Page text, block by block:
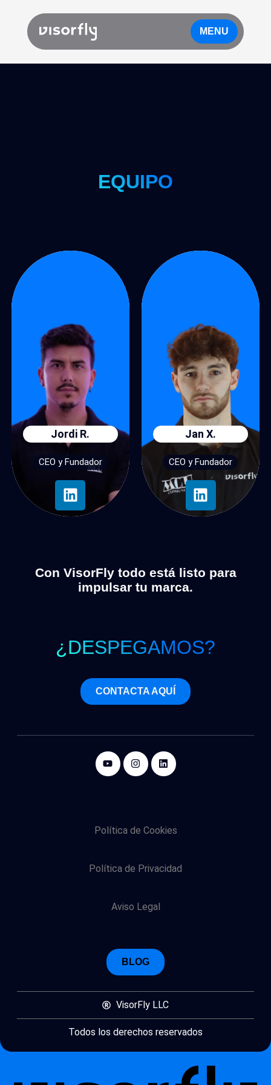
MENU
EQUIPO
Jordi R.
CEO y Fundador
Jan X.
CEO y Fundador
Con VisorFly todo está listo para
impulsar tu marca.
¿DESPEGAMOS?
CONTACTA AQUÍ
Política de Cookies
Política de Privacidad
Aviso Legal
BLOG
VisorFly LLC
Todos los derechos reservados